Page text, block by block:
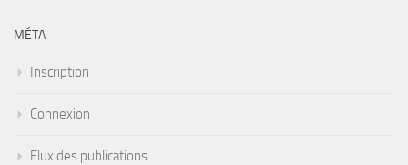
MÉTA
Inscription
Connexion
Flux des publications